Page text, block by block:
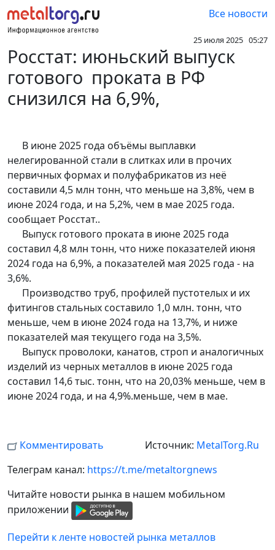
Все новости
25 июля 2025 05:27
Росстат: июньский выпуск
готового проката в РФ
снизился на 6,9%,
В июне 2025 года объёмы выплавки
нелегированной стали в слитках или в прочих
первичных формах и полуфабрикатов из неё
составили 4,5 млн тонн, что меньше на 3,8%, чем в
июне 2024 года, и на 5,2%, чем в мае 2025 года.
сообщает Росстат..
Выпуск готового проката в июне 2025 года
составил 4,8 млн тонн, что ниже показателей июня
2024 года на 6,9%, а показателей мая 2025 года - на
3,6%.
Производство труб, профилей пустотелых и их
фитингов стальных составило 1,0 млн. тонн, что
меньше, чем в июне 2024 года на 13,7%, и ниже
показателей мая текущего года на 3,5%.
Выпуск проволоки, канатов, строп и аналогичных
изделий из черных металлов в июне 2025 года
составил 14,6 тыс. тонн, что на 20,03% меньше, чем в
июне 2024 года, и на 4,9%.меньше, чем в мае.
Комментировать Источник: MetalTorg.Ru
Телеграм канал: https://t.me/metaltorgnews
Читайте новости рынка в нашем мобильном
приложении
Перейти к ленте новостей рынка металлов